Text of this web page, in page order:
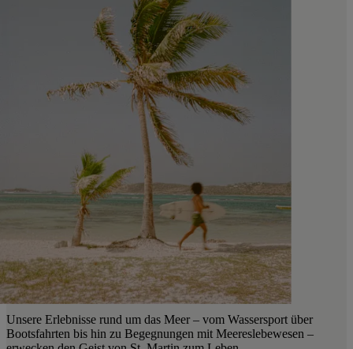
Unsere Erlebnisse rund um das Meer – vom Wassersport über
Bootsfahrten bis hin zu Begegnungen mit Meereslebewesen –